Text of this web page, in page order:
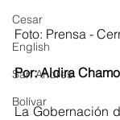
Cesar
English
San Andres
Bolívar
Foto: Prensa -
Por: Aldira
La Gobernación